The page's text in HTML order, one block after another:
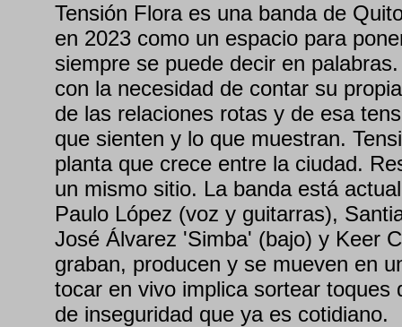
Tensión Flora es una banda de
en 2023 como un espacio para
siempre se puede decir en
con la necesidad de contar su
de las relaciones rotas y de esa
que sienten y lo que muestran.
planta que crece entre la ciudad.
un mismo sitio. La banda está
Paulo López (voz y guitarras),
José Álvarez 'Simba' (bajo) y Keer
graban, producen y se mueven en
tocar en vivo implica sortear toques
de inseguridad que ya es cotidiano.